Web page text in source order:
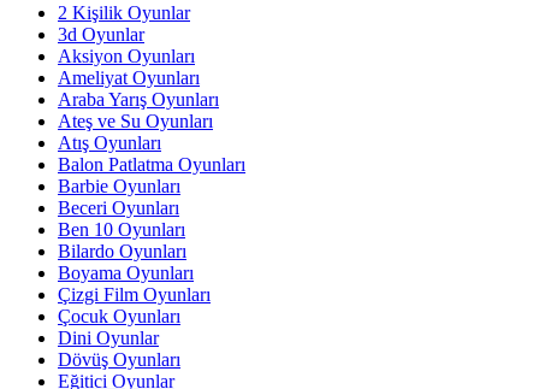
2 Kişilik Oyunlar
3d Oyunlar
Aksiyon Oyunları
Ameliyat Oyunları
Araba Yarış Oyunları
Ateş ve Su Oyunları
Atış Oyunları
Balon Patlatma Oyunları
Barbie Oyunları
Beceri Oyunları
Ben 10 Oyunları
Bilardo Oyunları
Boyama Oyunları
Çizgi Film Oyunları
Çocuk Oyunları
Dini Oyunlar
Dövüş Oyunları
Eğitici Oyunlar